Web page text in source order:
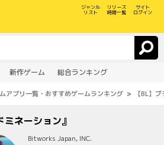
ジャンル
リスト
リリース
時期一覧
サイト
ログイン
新作ゲーム 総合ランキング
アプリ一覧・おすすめゲームランキング 【BL】
ミネーション』
Bitworks Japan, INC.